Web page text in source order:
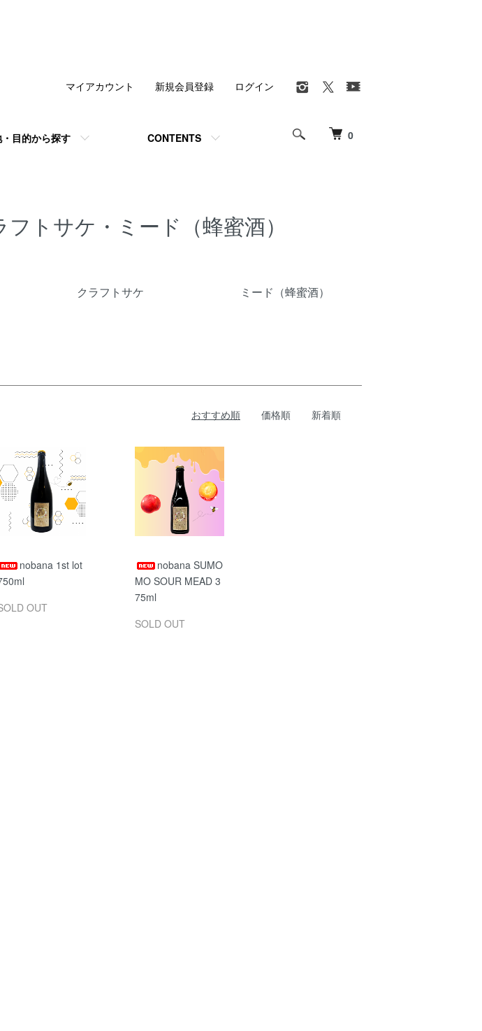
0
目的から探す CONTENTS
マイアカウント 新規会員登録 ログイン
トサケ・ミード（蜂蜜酒）
クラフトサケ ミード（蜂蜜酒）
おすすめ順 価格順 新着順
nobana 1st lot
OUT
nobana SUMO
MO SOUR MEAD 3
75ml
SOLD OUT